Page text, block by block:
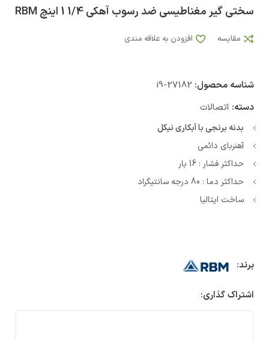
سختی گیر مغناطیسی ضد رسوب آهکی 1/4 1 اینچ RBM
مقایسه افزودن به علاقه مندی
شناسه محصول: i9-27182
دسته: اتصالات
بدنه برنجی با آبکاری نیکل
آهنربای دائمی
حداکثر فشار : 16 بار
حداکثر دما : 80 درجه سانتیگراد
ساخت ایتالیا
برند:
اشتراک گذاری: